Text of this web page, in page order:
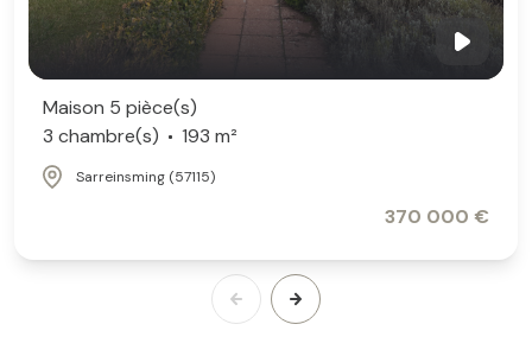
Maison 5 pièce(s)
3 chambre(s)
193 m²
Sarreinsming (57115)
370 000 €